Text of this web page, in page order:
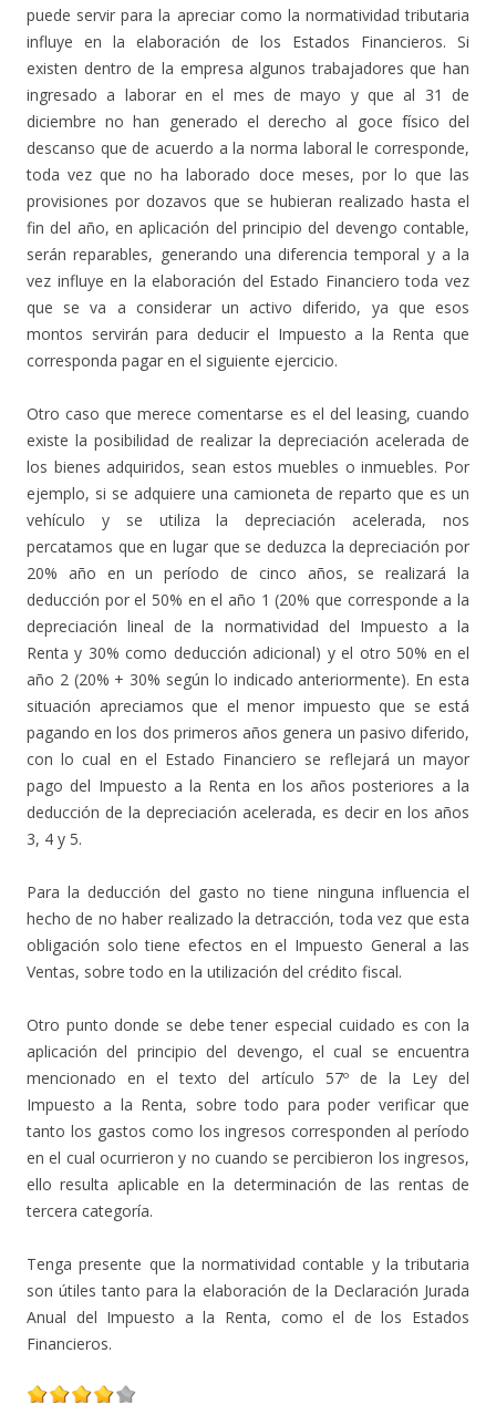
puede servir para la apreciar como la normatividad tributaria
influye en la elaboración de los Estados Financieros. Si
existen dentro de la empresa algunos trabajadores que han
ingresado a laborar en el mes de mayo y que al 31 de
diciembre no han generado el derecho al goce físico del
descanso que de acuerdo a la norma laboral le corresponde,
toda vez que no ha laborado doce meses, por lo que las
provisiones por dozavos que se hubieran realizado hasta el
fin del año, en aplicación del principio del devengo contable,
serán reparables, generando una diferencia temporal y a la
vez influye en la elaboración del Estado Financiero toda vez
que se va a considerar un activo diferido, ya que esos
montos servirán para deducir el Impuesto a la Renta que
corresponda pagar en el siguiente ejercicio.
Otro caso que merece comentarse es el del leasing, cuando
existe la posibilidad de realizar la depreciación acelerada de
los bienes adquiridos, sean estos muebles o inmuebles. Por
ejemplo, si se adquiere una camioneta de reparto que es un
vehículo y se utiliza la depreciación acelerada, nos
percatamos que en lugar que se deduzca la depreciación por
20% año en un período de cinco años, se realizará la
deducción por el 50% en el año 1 (20% que corresponde a la
depreciación lineal de la normatividad del Impuesto a la
Renta y 30% como deducción adicional) y el otro 50% en el
año 2 (20% + 30% según lo indicado anteriormente). En esta
situación apreciamos que el menor impuesto que se está
pagando en los dos primeros años genera un pasivo diferido,
con lo cual en el Estado Financiero se reflejará un mayor
pago del Impuesto a la Renta en los años posteriores a la
deducción de la depreciación acelerada, es decir en los años
3, 4 y 5.
Para la deducción del gasto no tiene ninguna influencia el
hecho de no haber realizado la detracción, toda vez que esta
obligación solo tiene efectos en el Impuesto General a las
Ventas, sobre todo en la utilización del crédito fiscal.
Otro punto donde se debe tener especial cuidado es con la
aplicación del principio del devengo, el cual se encuentra
mencionado en el texto del artículo 57º de la Ley del
Impuesto a la Renta, sobre todo para poder verificar que
tanto los gastos como los ingresos corresponden al período
en el cual ocurrieron y no cuando se percibieron los ingresos,
ello resulta aplicable en la determinación de las rentas de
tercera categoría.
Tenga presente que la normatividad contable y la tributaria
son útiles tanto para la elaboración de la Declaración Jurada
Anual del Impuesto a la Renta, como el de los Estados
Financieros.